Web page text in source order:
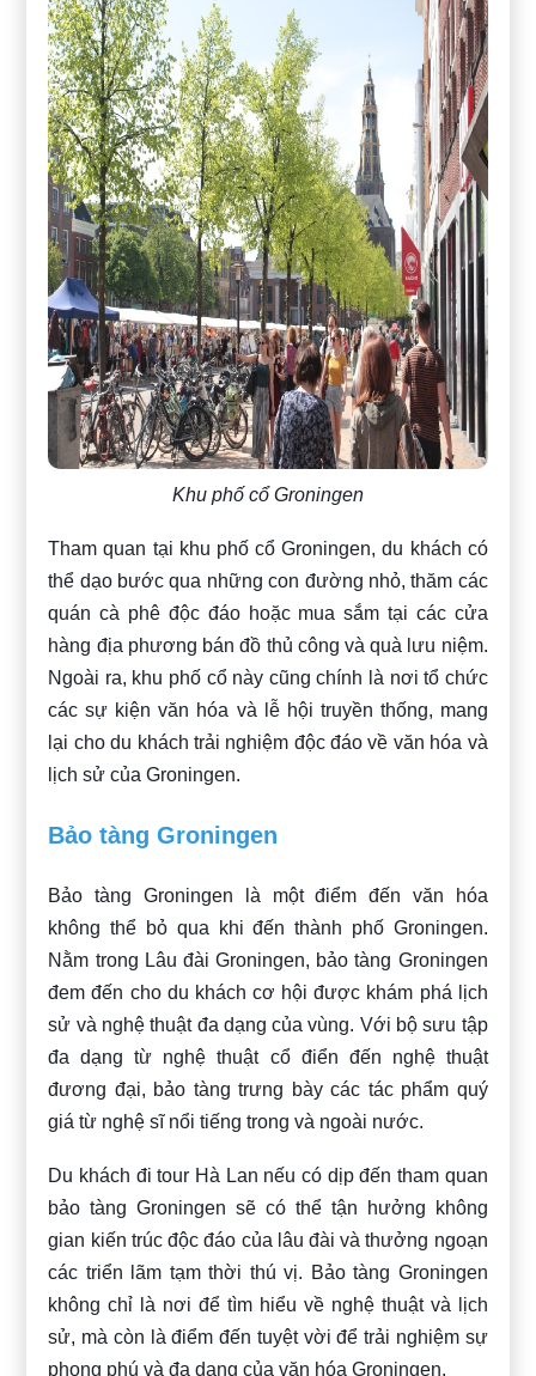
Khu phố cổ Groningen
Tham quan tại khu phố cổ Groningen, du khách có
thể dạo bước qua những con đường nhỏ, thăm các
quán cà phê độc đáo hoặc mua sắm tại các cửa
hàng địa phương bán đồ thủ công và quà lưu niệm.
Ngoài ra, khu phố cổ này cũng chính là nơi tổ chức
các sự kiện văn hóa và lễ hội truyền thống, mang
lại cho du khách trải nghiệm độc đáo về văn hóa và
lịch sử của Groningen.
Bảo tàng Groningen
Bảo tàng Groningen là một điểm đến văn hóa
không thể bỏ qua khi đến thành phố Groningen.
Nằm trong Lâu đài Groningen, bảo tàng Groningen
đem đến cho du khách cơ hội được khám phá lịch
sử và nghệ thuật đa dạng của vùng. Với bộ sưu tập
đa dạng từ nghệ thuật cổ điển đến nghệ thuật
đương đại, bảo tàng trưng bày các tác phẩm quý
giá từ nghệ sĩ nổi tiếng trong và ngoài nước.
Du khách đi tour Hà Lan nếu có dịp đến tham quan
bảo tàng Groningen sẽ có thể tận hưởng không
gian kiến trúc độc đáo của lâu đài và thưởng ngoạn
các triển lãm tạm thời thú vị. Bảo tàng Groningen
không chỉ là nơi để tìm hiểu về nghệ thuật và lịch
sử, mà còn là điểm đến tuyệt vời để trải nghiệm sự
phong phú và đa dạng của văn hóa Groningen.